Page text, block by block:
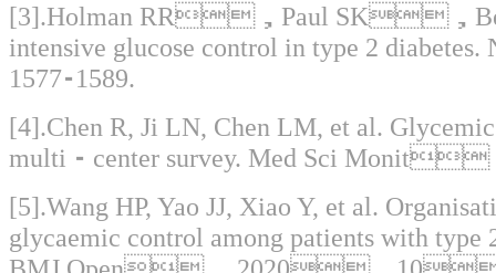
[3].Holman RR，Paul SK，
intensive glucose control in type 2
1577⁃1589.
[4].Chen R, Ji LN, Chen LM, et al.
multi ⁃ center survey. Med Sci
[5].Wang HP, Yao JJ, Xiao Y, et al.
glycaemic control among patients with